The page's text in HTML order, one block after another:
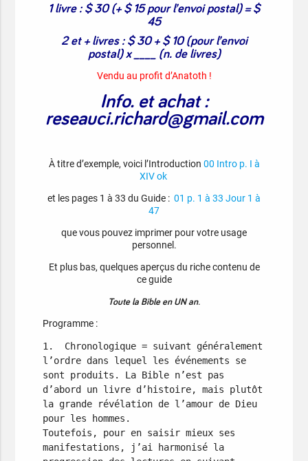
1 livre : $ 30 (+ $ 15 pour l’envoi postal) = $
45
2 et + livres : $ 30 + $ 10 (pour l’envoi
postal) x ____ (n. de livres)
Vendu au profit d’Anatoth !
Info. et achat :
reseauci.richard@gmail.com
À titre d’exemple, voici l’Introduction 00 Intro p. I à
XIV ok
et les pages 1 à 33 du Guide : 01 p. 1 à 33 Jour 1 à
47
que vous pouvez imprimer pour votre usage
personnel.
Et plus bas, quelques aperçus du riche contenu de
ce guide
Toute la Bible en UN an.
Programme :
1.  Chronologique = suivant généralement
l’ordre dans lequel les événements se
sont produits. La Bible n’est pas
d’abord un livre d’histoire, mais plutôt
la grande révélation de l’amour de Dieu
pour les hommes.
Toutefois, pour en saisir mieux ses
manifestations, j’ai harmonisé la